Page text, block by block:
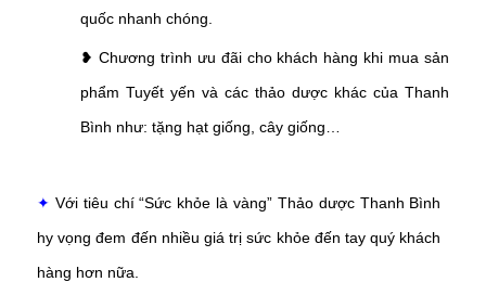
quốc nhanh chóng.
❥ Chương trình ưu đãi cho khách hàng khi mua sản
phẩm Tuyết yến và các thảo dược khác của Thanh
Bình như: tặng hạt giống, cây giống…
✦ Với tiêu chí “Sức khỏe là vàng” Thảo dược Thanh Bình
hy vọng đem đến nhiều giá trị sức khỏe đến tay quý khách
hàng hơn nữa.